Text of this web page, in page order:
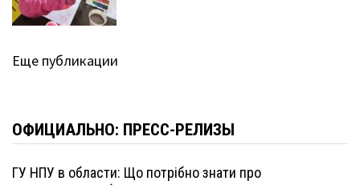
Еще публикации
ОФИЦИАЛЬНО: ПРЕСС-РЕЛИЗЫ
ГУ НПУ в области: Що потрібно знати про